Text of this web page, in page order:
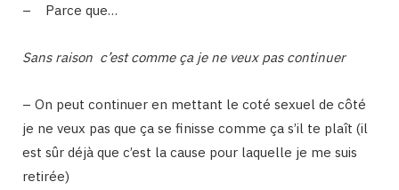
– Parce que…
Sans raison c’est comme ça je ne veux pas continuer
– On peut continuer en mettant le coté sexuel de côté
je ne veux pas que ça se finisse comme ça s’il te plaît (il
est sûr déjà que c’est la cause pour laquelle je me suis
retirée)